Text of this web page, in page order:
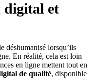
digital et
déshumanisé lorsqu’ils
En réalité, cela est loin
en ligne mettent tout en
de qualité, disponible